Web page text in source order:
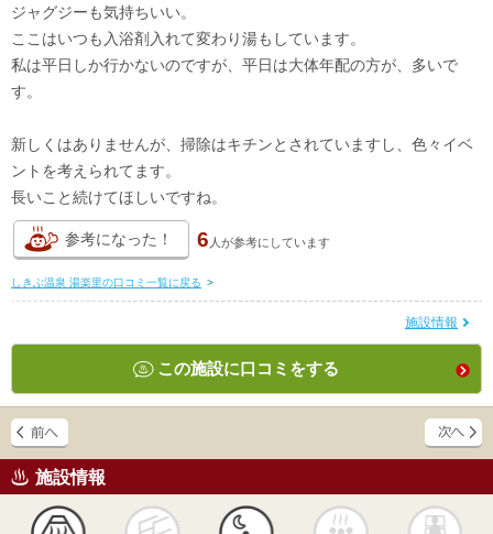
ジャグジーも気持ちいい。
ここはいつも入浴剤入れて変わり湯もしています。
私は平日しか行かないのですが、平日は大体年配の方が、多いで
す。
新しくはありませんが、掃除はキチンとされていますし、色々イベ
ントを考えられてます。
長いこと続けてほしいですね。
参考になった！ 6 人が参考にしています
しきぶ温泉 湯楽里の口コミ一覧に戻る >
施設情報
この施設に口コミをする
施設情報
かけ流し 露天風呂 貸切風呂